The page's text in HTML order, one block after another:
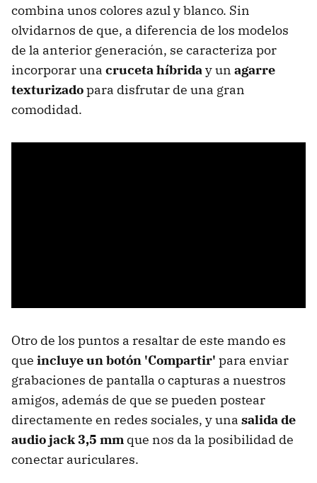
combina unos colores azul y blanco. Sin
olvidarnos de que, a diferencia de los modelos
de la anterior generación, se caracteriza por
incorporar una cruceta híbriday un agarre
texturizadopara disfrutar de una gran
comodidad.
Otro de los puntos a resaltar de este mando es
que incluye un botón 'Compartir' para enviar
grabaciones de pantalla o capturas a nuestros
amigos, además de que se pueden postear
directamente en redes sociales, y una salida de
audio jack 3,5 mm que nos da la posibilidad de
conectar auriculares.